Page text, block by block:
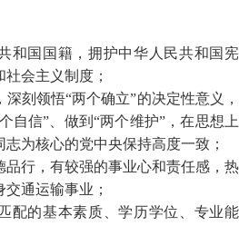
和国国籍，拥护中华人民共和国宪
会主义制度；
深刻领悟“两个确立”的决定性意义，
自信”、做到“两个维护”，在思想上
为核心的党中央保持高度一致；
品行，有较强的事业心和责任感，热
通运输事业；
配的基本素质、学历学位、专业能